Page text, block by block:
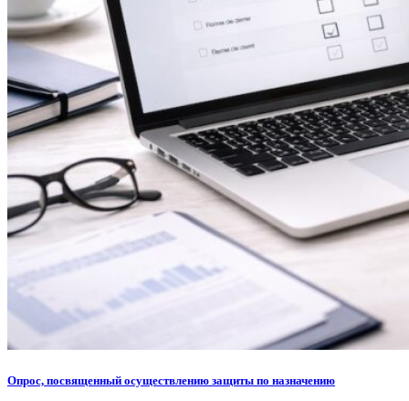
Опрос, посвященный осуществлению защиты по назначению